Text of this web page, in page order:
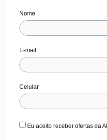
Nome
E-mail
Celular
Eu aceito receber ofertas da